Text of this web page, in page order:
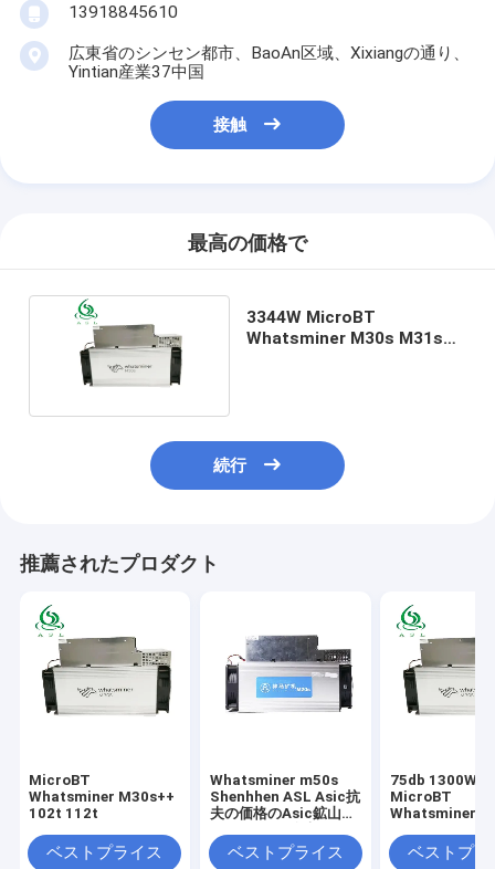
13918845610
広東省のシンセン都市、BaoAn区域、Xixiangの通り、
Yintian産業37中国
接触
最高の価格で
3344W MicroBT
Whatsminer M30s M31s
続行
推薦されたプロダクト
MicroBT
Whatsminer M30s++
102t 112t
ベストプライス
Whatsminer m50s
Shenhhen ASL Asic抗
夫の価格のAsic鉱山の
ベストプライス
75db 1300W
MicroBT
Whatsminer
ベストプラ